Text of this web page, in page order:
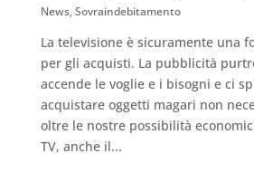
News,Sovraindebitamento
La televisione è sicuramente una
per gli acquisti. La pubblicità
accende le voglie e i bisogni e ci
acquistare oggetti magari non
oltre le nostre possibilità
TV, anche il...